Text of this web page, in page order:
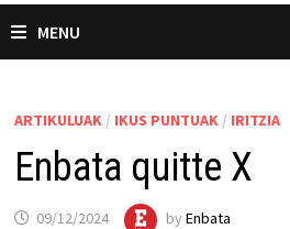
MENU
ARTIKULUAK / IKUS PUNTUAK / IRITZIA
Enbata quitte X
09/12/2024 by Enbata